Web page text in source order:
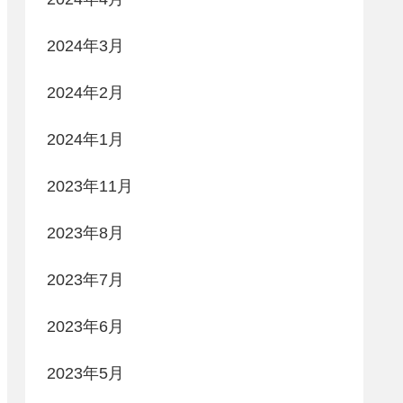
2024年3月
2024年2月
2024年1月
2023年11月
2023年8月
2023年7月
2023年6月
2023年5月